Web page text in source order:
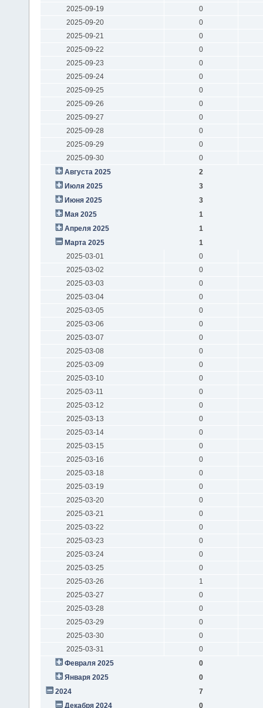
2025-09-19
0
2025-09-20
0
2025-09-21
0
2025-09-22
0
2025-09-23
0
2025-09-24
0
2025-09-25
0
2025-09-26
0
2025-09-27
0
2025-09-28
0
2025-09-29
0
2025-09-30
0
Августа 2025
2
Июля 2025
3
Июня 2025
3
Мая 2025
1
Апреля 2025
1
Марта 2025
1
2025-03-01
0
2025-03-02
0
2025-03-03
0
2025-03-04
0
2025-03-05
0
2025-03-06
0
2025-03-07
0
2025-03-08
0
2025-03-09
0
2025-03-10
0
2025-03-11
0
2025-03-12
0
2025-03-13
0
2025-03-14
0
2025-03-15
0
2025-03-16
0
2025-03-18
0
2025-03-19
0
2025-03-20
0
2025-03-21
0
2025-03-22
0
2025-03-23
0
2025-03-24
0
2025-03-25
0
2025-03-26
1
2025-03-27
0
2025-03-28
0
2025-03-29
0
2025-03-30
0
2025-03-31
0
Февраля 2025
0
Января 2025
0
2024
7
Декабря 2024
0